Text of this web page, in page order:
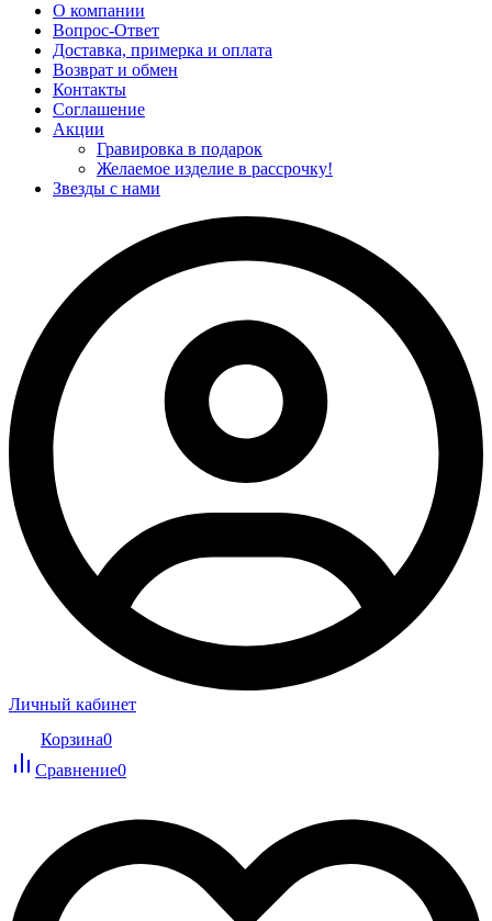
О компании
Вопрос-Ответ
Доставка, примерка и оплата
Возврат и обмен
Контакты
Соглашение
Акции
Гравировка в подарок
Желаемое изделие в рассрочку!
Звезды с нами
Личный кабинет
Корзина0
Сравнение0